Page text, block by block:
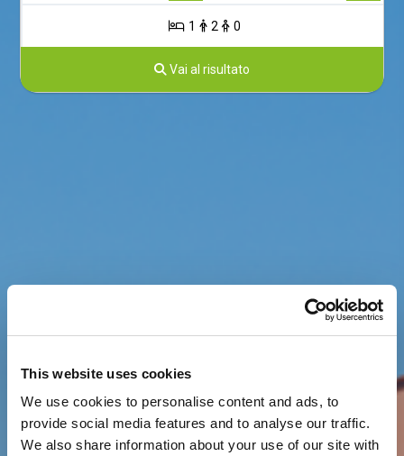
This website uses cookies
We use cookies to personalise content and ads, to
provide social media features and to analyse our traffic.
We also share information about your use of our site with
1 2 0
Vai al risultato